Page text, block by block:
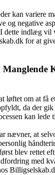
kan variere
og negative
dette indlæg vil
for at
Manglende
løftet om at få
da der gik
kan
nævner, at
blev rettet
med